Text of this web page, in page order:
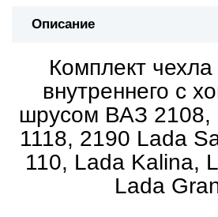
Описание
Комплект
внутреннего с
шрусом ВАЗ 2108,
1118, 2190 Lada
110, Lada Kalina,
Lada